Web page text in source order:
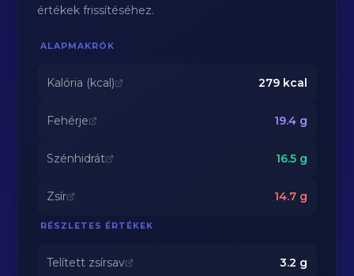
értékek frissítéséhez.
ALAPMAKRÓK
Kalória (kcal) 279kcal
Fehérje 19.4g
Szénhidrát 16.5g
Zsír 14.7g
RÉSZLETES ÉRTÉKEK
Telített zsírsav 3.2 g